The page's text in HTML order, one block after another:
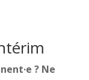
? Ne